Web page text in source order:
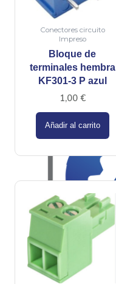
Conectores circuito
Impreso
Bloque de
terminales hembra
KF301-3 P azul
1,00 €
Añadir al carrito